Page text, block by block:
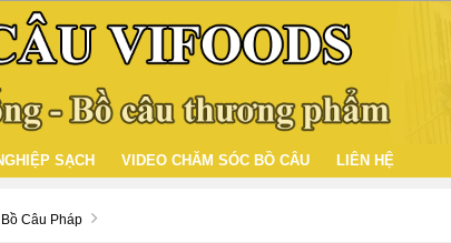
SẠCH VIDEO CHĂM SÓC BỒ CÂU LIÊN HỆ
Câu Pháp